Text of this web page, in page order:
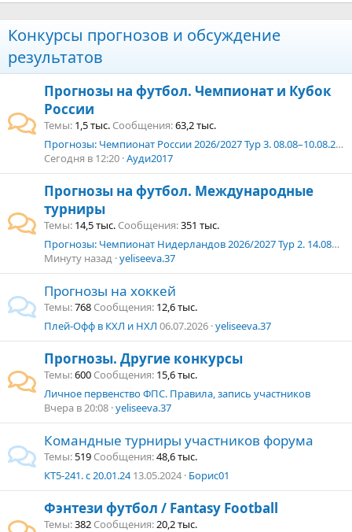
Конкурсы прогнозов и обсуждение
результатов
Прогнозы на футбол. Чемпионат и Кубок
России
Темы 1,5 тыс. Сообщения 63,2 тыс.
Прогнозы: Чемпионат России 2026/2027 Тур 3. 08.08–10.08.2026 г.
Сегодня в 12:20 Ауди2017
Прогнозы на футбол. Международные
турниры
Темы 14,5 тыс. Сообщения 351 тыс.
Прогнозы: Чемпионат Нидерландов 2026/2027 Тур 2. 14.08–16.08.2026 г.
Минуту назад yeliseeva.37
Прогнозы на хоккей
Темы 768 Сообщения 12,6 тыс.
Плей-Офф в КХЛ и НХЛ 06.07.2026 yeliseeva.37
Прогнозы. Другие конкурсы
Темы 600 Сообщения 15,6 тыс.
Личное первенство ФПС. Правила, запись участников
Вчера в 20:08 yeliseeva.37
Командные турниры участников форума
Темы 519 Сообщения 48,6 тыс.
КТ5-241. с 20.01.24 13.05.2024 Борис01
Фэнтези футбол / Fantasy Football
Темы 382 Сообщения 20,2 тыс.